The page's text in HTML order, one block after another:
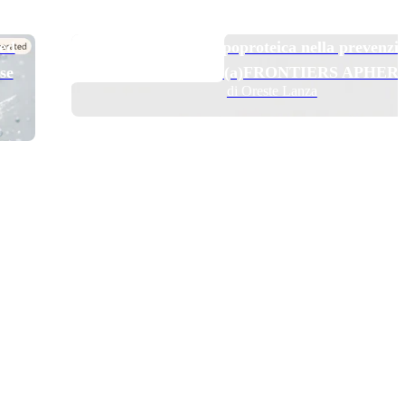
secondaria: il trial Lp(a)FRONTIERS
di Oreste Lanza